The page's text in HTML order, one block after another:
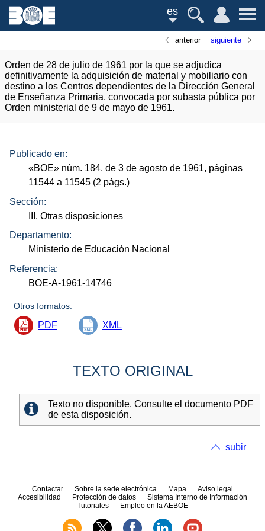
es
anterior siguiente
Orden de 28 de julio de 1961 por la que se adjudica
definitivamente la adquisición de material y mobiliario con
destino a los Centros dependientes de la Dirección General
de Enseñanza Primaria, convocada por subasta pública por
Orden ministerial de 9 de mayo de 1961.
Publicado en:
«BOE» núm. 184, de 3 de agosto de 1961, páginas
11544 a 11545 (2 págs.)
Sección:
III. Otras disposiciones
Departamento:
Ministerio de Educación Nacional
Referencia:
BOE-A-1961-14746
Otros formatos:
PDF XML
TEXTO ORIGINAL
Texto no disponible. Consulte el documento PDF
de esta disposición.
subir
Contactar Sobre la sede electrónica Mapa
Aviso legal
Accesibilidad
Protección de datos
Sistema Interno de Información
Tutoriales
Empleo en la AEBOE